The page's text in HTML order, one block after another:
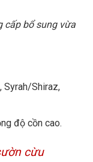
cấp bổ sung vừa
Syrah/Shiraz,
độ cồn cao.
cừu